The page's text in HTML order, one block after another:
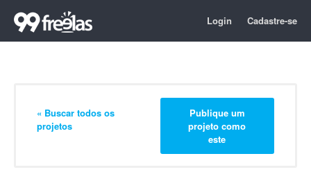
Login Cadastre-se
« Buscar todos os
projetos
Publique um
projeto como
este